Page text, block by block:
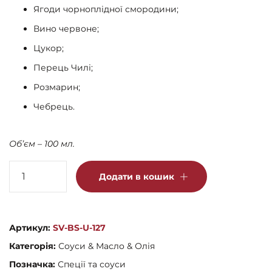
Ягоди чорноплідної смородини;
Вино червоне;
Цукор;
Перець Чилі;
Розмарин;
Чебрець.
Обʼєм – 100 мл.
Додати в кошик
Артикул: SV-BS-U-127
Категорія: Соуси & Масло & Олія
Позначка: Спеції та соуси